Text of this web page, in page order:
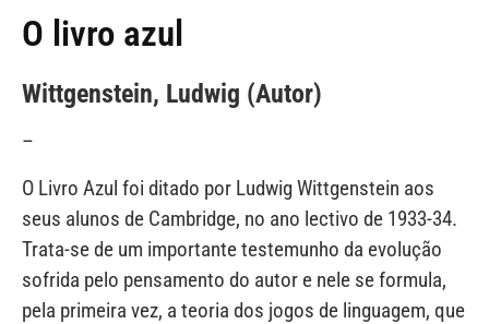
O livro azul
Wittgenstein, Ludwig (Autor)
–
O Livro Azul foi ditado por Ludwig Wittgenstein aos
seus alunos de Cambridge, no ano lectivo de 1933-34.
Trata-se de um importante testemunho da evolução
sofrida pelo pensamento do autor e nele se formula,
pela primeira vez, a teoria dos jogos de linguagem, que